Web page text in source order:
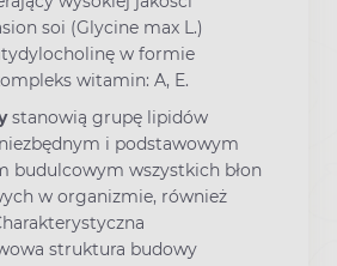
soi (Glycine max L.)
w formie
witamin: A, E.
stanowią grupę lipidów
i podstawowym
budulcowym wszystkich błon
w organizmie, również
struktura budowy